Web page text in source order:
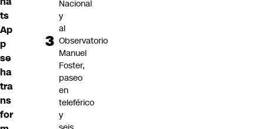
ts
Ap
p
se
ha
tra
ns
for
Nacional
y
al
Observatorio
Manuel
Foster,
paseo
en
teleférico
y